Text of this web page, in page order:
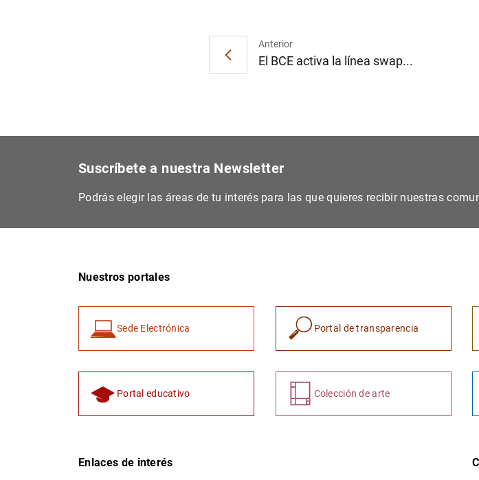
Anterior
El BCE activa la línea swap...
Suscríbete a nuestra Newsletter
Podrás elegir las áreas de tu interés para las que quieres recibir nuestras
Nuestros portales
Sede Electrónica Portal de transparencia
Portal educativo Colección de arte
Enlaces de interés